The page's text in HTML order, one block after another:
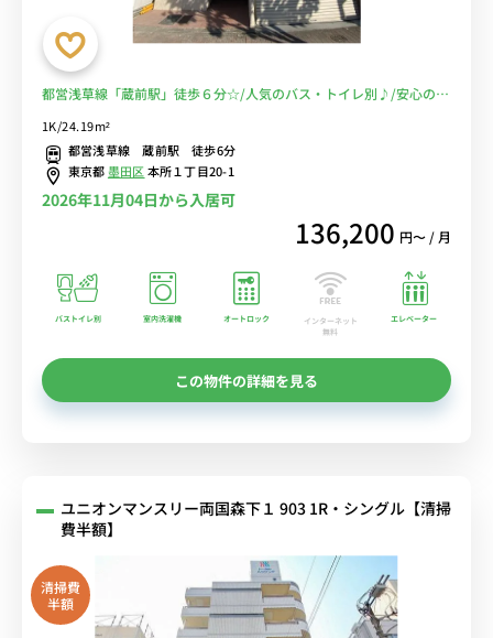
都営浅草線「蔵前駅」徒歩６分☆/人気のバス・トイレ別♪/安心のオ
安レンタル中！
1K/24.19m²
都営浅草線 蔵前駅 徒歩6分
東京都墨田区本所１丁目20-1
2026年11月04日から入居可
136,200 円〜 / 月
バストイレ別 室内洗濯機 オートロック
インターネット
無料
エレベーター
この物件の詳細を見る
ユニオンマンスリー両国森下１ 903 1R・シングル【清掃
費半額】
清掃費
半額